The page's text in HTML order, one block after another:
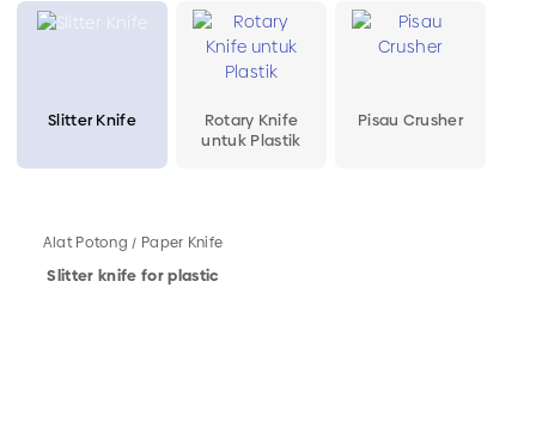
Slitter Knife
Rotary Knife
untuk Plastik
Pisau Crusher
Alat Potong / Paper Knife
Slitter knife for plastic